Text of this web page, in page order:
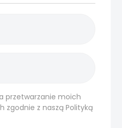
przetwarzanie moich
zgodnie z nasząPolityką